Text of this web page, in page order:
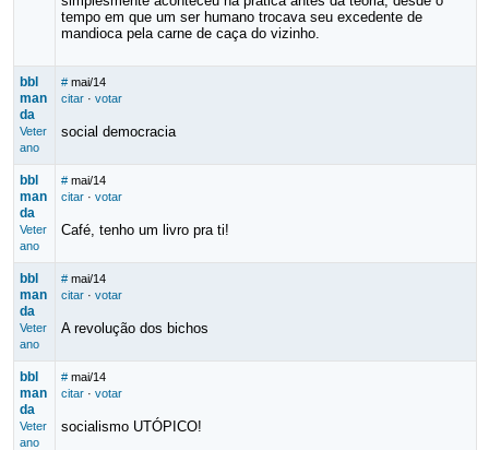
tempo em que um ser humano trocava seu excedente de
mandioca pela carne de caça do vizinho.
bbl
man
da
Veter
ano
# mai/14
citar· votar
social democracia
bbl
man
da
Veter
ano
# mai/14
citar· votar
Café, tenho um livro pra ti!
bbl
man
da
Veter
ano
# mai/14
citar· votar
A revolução dos bichos
bbl
man
da
Veter
ano
# mai/14
citar· votar
socialismo UTÓPICO!